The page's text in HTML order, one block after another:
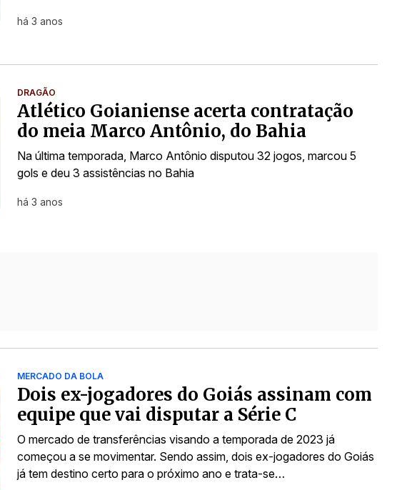
há 3 anos
DRAGÃO
Atlético Goianiense acerta contratação
do meia Marco Antônio, do Bahia
Na última temporada, Marco Antônio disputou 32 jogos, marcou 5
gols e deu 3 assistências no Bahia
há 3 anos
MERCADO DA BOLA
Dois ex-jogadores do Goiás assinam com
equipe que vai disputar a Série C
O mercado de transferências visando a temporada de 2023 já
começou a se movimentar. Sendo assim, dois ex-jogadores do Goiás
já tem destino certo para o próximo ano e trata-se…